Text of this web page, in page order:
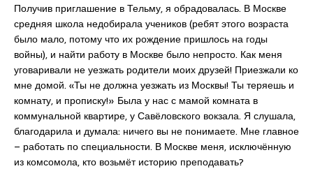
Получив приглашение в Тельму, я обрадовалась. В Москве
средняя школа недобирала учеников (ребят этого возраста
было мало, потому что их рождение пришлось на годы
войны), и найти работу в Москве было непросто. Как меня
уговаривали не уезжать родители моих друзей! Приезжали ко
мне домой. «Ты не должна уезжать из Москвы! Ты теряешь и
комнату, и прописку!» Была у нас с мамой комната в
коммунальной квартире, у Савёловского вокзала. Я слушала,
благодарила и думала: ничего вы не понимаете. Мне главное
– работать по специальности. В Москве меня, исключённую
из комсомола, кто возьмёт историю преподавать?